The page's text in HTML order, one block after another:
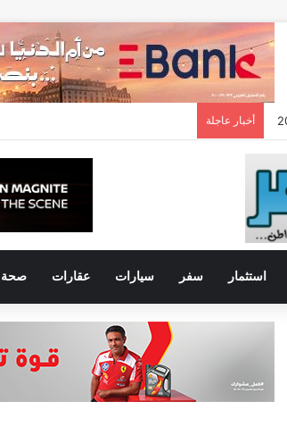
أخبار عاجلة
استثمار سفر سيارات عقارات صحة